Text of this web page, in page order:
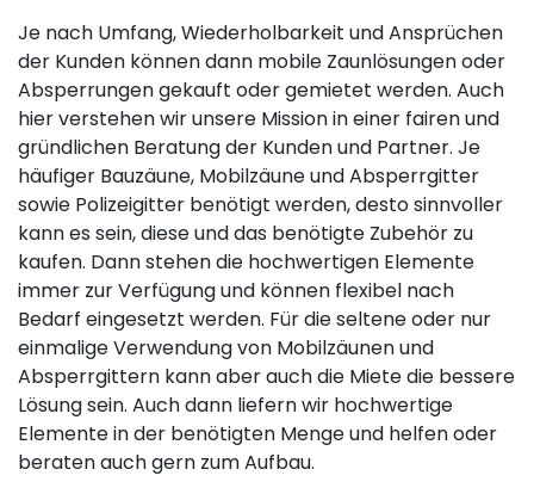
Je nach Umfang, Wiederholbarkeit und Ansprüchen
der Kunden können dann mobile Zaunlösungen oder
Absperrungen gekauft oder gemietet werden. Auch
hier verstehen wir unsere Mission in einer fairen und
gründlichen Beratung der Kunden und Partner. Je
häufiger Bauzäune, Mobilzäune und Absperrgitter
sowie Polizeigitter benötigt werden, desto sinnvoller
kann es sein, diese und das benötigte Zubehör zu
kaufen. Dann stehen die hochwertigen Elemente
immer zur Verfügung und können flexibel nach
Bedarf eingesetzt werden. Für die seltene oder nur
einmalige Verwendung von Mobilzäunen und
Absperrgittern kann aber auch die Miete die bessere
Lösung sein. Auch dann liefern wir hochwertige
Elemente in der benötigten Menge und helfen oder
beraten auch gern zum Aufbau.